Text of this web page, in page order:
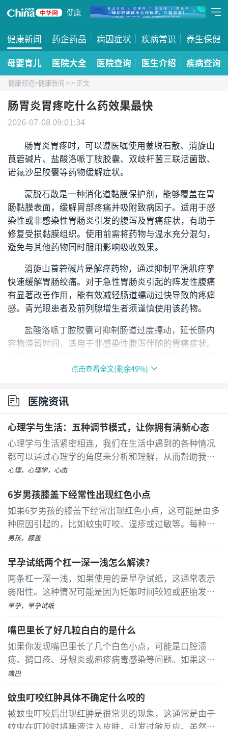
健康
健康新闻 药企药品 病因症状 疾病常识
养生保健
母婴育儿
医院大全 医院查询 医生介绍 疾病查询
健康频道>健康新闻 >> 正文
肠胃炎胃疼吃什么药效果最快
2026-07-08 09:01:34
肠胃炎胃疼时，可以遵医嘱使用蒙脱石散、消旋山
莨菪碱片、盐酸洛哌丁胺胶囊、双歧杆菌三联活菌散、
诺氟沙星胶囊等药物缓解症状。
蒙脱石散是一种消化道黏膜保护剂，能够覆盖在胃
肠黏膜表面，缓解胃部疼痛并吸附致病因子。适用于感
染性或非感染性胃肠炎引发的腹泻及胃痛症状，有助于
修复受损黏膜组织。使用前需将药物与温水充分混匀，
避免与其他药物同时服用影响吸收效果。
消旋山莨菪碱片是解痉药物，通过抑制平滑肌痉挛
快速缓解胃肠绞痛。对于急性胃肠炎引起的阵发性腹痛
有显著改善作用，能有效减轻肠道蠕动过快导致的疼痛
感。青光眼患者及前列腺增生者须谨慎使用该药物。
盐酸洛哌丁胺胶囊可抑制肠道过度蠕动，延长肠内
容物滞留时间，适用于非感染性腹泻伴随的胃痛症状。
部不适。细菌性肠炎患者需在抗感染治疗基础上使用此
双歧杆菌三联活菌散属于微生态制剂，能补充肠道
有益菌群，改善菌群失调引起的胃肠功能紊乱。对于慢
性胃肠炎导致的隐痛腹胀有调节作用，需使用温水冲服
避免高温破坏活性成分。
诺氟沙星胶囊是喹诺酮类抗菌药物，适用于细菌性
转酶达到抗菌效果，使用期间应密切观察是否出现皮疹
等过敏反应。
胃肠炎发作期间应保持清淡饮食，选择米汤、藕粉
等易消化食物，避免辛辣刺激及生冷食品。注意补充水
状持续加重或出现高热便血时须立即就医，进行血常规
及粪便病原学检查。恢复期需逐步增加膳食纤维摄入，
建立规律作息习惯，维护肠道菌群平衡。日常注意食品
卫生安全，饭前便后规范洗手，减少肠道感染发生概
点击查看全文(剩余49%)
医院资讯
心理学与生活：五种调节模式，让你拥有清新心态
心理学与生活紧密相连，我们在生活中遇到的各种情况
都可以通过心理学的角度来分析和理解，从而帮助我们
更好地应对挑战，减少盲目性和无助感。 精神胜利法是
心理，心理学，心态
6岁男孩膝盖下经常性出现红色小点
如果6岁男孩的膝盖下经常出现红色小点，这可能是由多
种原因引起的，比如蚊虫叮咬、湿疹或过敏等。每种情
况都有特定的处理方式，因此建议及时带孩子去看医
叮咬比较常见...[详细]
男孩，膝盖
早孕试纸两个杠一深一浅怎么解读？
两条杠一深一浅，如果使用的是早孕试纸，这通常表示
弱阳性。这种情况可能是因为妊娠时间较短或胚胎发育
不良，也可能是检测不准确导致的假阳性。若使用排卵
早孕，早孕试纸
嘴巴里长了好几粒白白的是什么
如果你发现嘴巴里长了几个白色小点，可能是口腔溃
疡、鹅口疮、牙龈炎或疱疹病毒感染等问题。如果这些
白点持续存在或伴有其他不适症状，最好尽快就医以获
创伤后，表现为白色斑块状隆起，伴有疼痛和灼热感
[详细]
嘴巴
蚊虫叮咬红肿具体不确定什么咬的
被蚊虫叮咬后出现红肿是很常见的现象，这通常是由于